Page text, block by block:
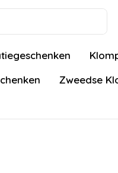
Zweedse